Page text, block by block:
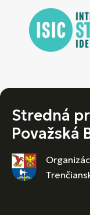
Stredná
Považská